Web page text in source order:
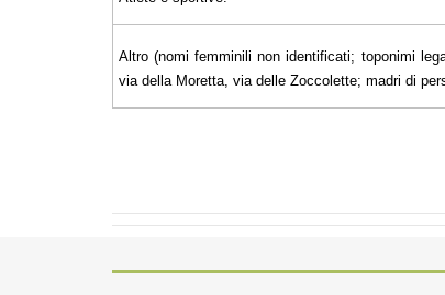
Altro (nomi femminili non identificati; toponimi
via della Moretta, via delle Zoccolette; madri di